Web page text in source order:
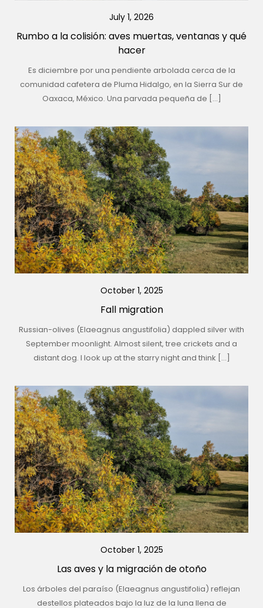
July 1, 2026
Rumbo a la colisión: aves muertas, ventanas y qué
hacer
Es diciembre por una pendiente arbolada cerca de la
comunidad cafetera de Pluma Hidalgo, en la Sierra Sur de
Oaxaca, México. Una parvada pequeña de […]
October 1, 2025
Fall migration
Russian-olives (Elaeagnus angustifolia) dappled silver with
September moonlight. Almost silent, tree crickets and a
distant dog. I look up at the starry night and think […]
October 1, 2025
Las aves y la migración de otoño
Los árboles del paraíso (Elaeagnus angustifolia) reflejan
destellos plateados bajo la luz de la luna llena de